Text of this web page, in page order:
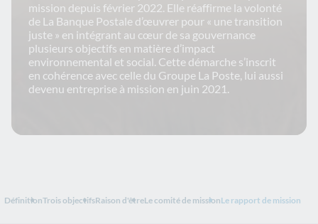
mission depuis février 2022. Elle réaffirme la volonté
de La Banque Postale d’œuvrer pour « une transition
juste » en intégrant au cœur de sa gouvernance
plusieurs objectifs en matière d’impact
environnemental et social. Cette démarche s’inscrit
en cohérence avec celle du Groupe La Poste, lui aussi
devenu entreprise à mission en juin 2021.
DéfinitionTrois objectifsRaison d'êtreLe comité de missionLe rapport de mission